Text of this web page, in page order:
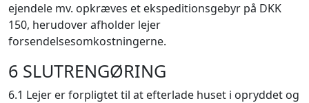
ejendele mv. opkræves et ekspeditionsgebyr på DKK
150, herudover afholder lejer
forsendelsesomkostningerne.
6 SLUTRENGØRING
6.1 Lejer er forpligtet til at efterlade huset i opryddet og